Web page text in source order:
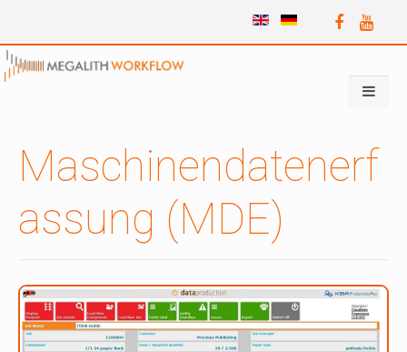
Maschinendatenerf
assung (MDE)